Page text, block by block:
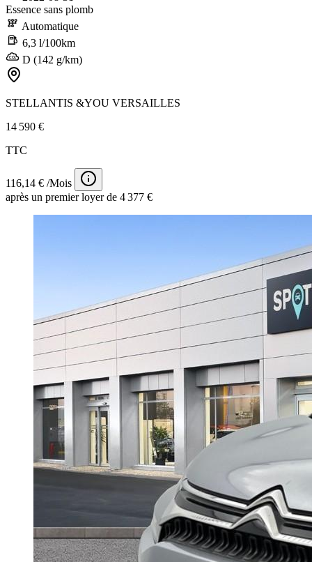
Essence sans plomb
Automatique
6,3 l/100km
D (142 g/km)
STELLANTIS &YOU VERSAILLES
14 590 €
TTC
116,14 € /Mois
après un premier loyer de 4 377 €